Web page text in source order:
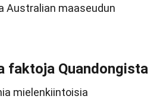
Australian maaseudun
faktoja Quandongista
mielenkiintoisia